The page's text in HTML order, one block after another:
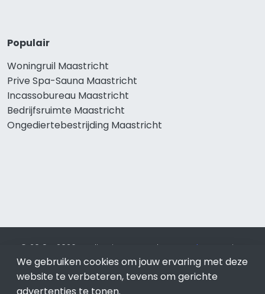
Populair
Woningruil Maastricht
Prive Spa-Sauna Maastricht
Incassobureau Maastricht
Bedrijfsruimte Maastricht
Ongediertebestrijding Maastricht
© 2019 - 2026 Realisatie en SEO door SEO-bureau
Lion
Internet. Betaal alleen voor bewezen resultaten?SEO
optimalisatie No Cure No Pay.Maastrichtis onderdeel van
Lion Internet.
We gebruiken cookies om jouw ervaring met deze
website te verbeteren, tevens om gerichte